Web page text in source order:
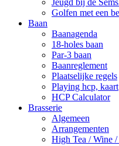
Jeugd bij de
Golfen met een
Baan
Baanagenda
18-holes baan
Par-3 baan
Baanreglement
Plaatselijke regels
Playing hcp, kaart
HCP Calculator
Brasserie
Algemeen
Arrangementen
High Tea / Wine